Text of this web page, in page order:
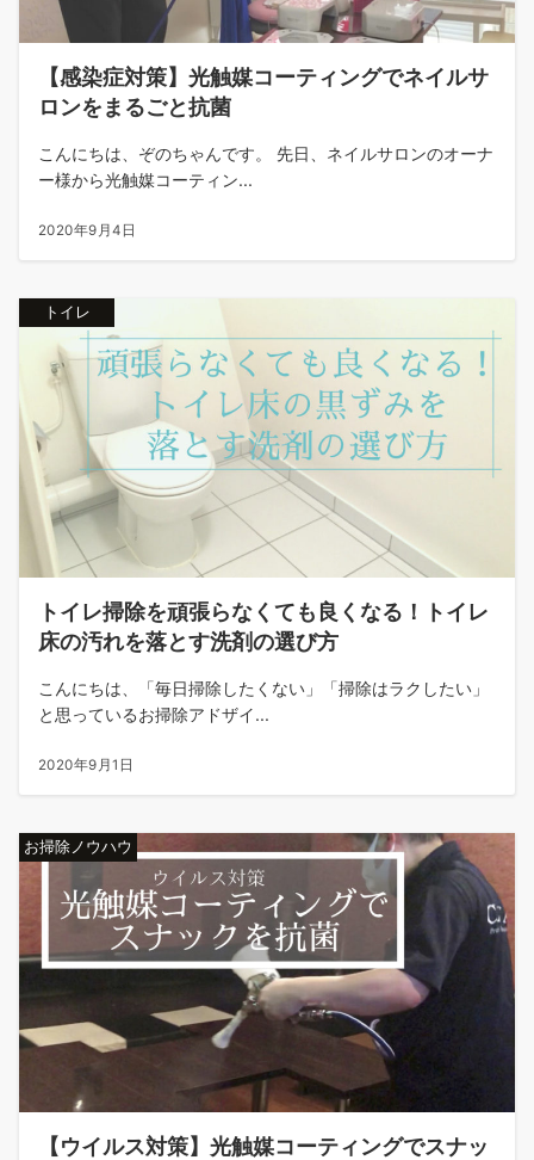
【感染症対策】光触媒コーティングでネイルサ
ロンをまるごと抗菌
こんにちは、ぞのちゃんです。 先日、ネイルサロンのオーナ
ー様から光触媒コーティン...
2020年9月4日
トイレ
トイレ掃除を頑張らなくても良くなる！トイレ
床の汚れを落とす洗剤の選び方
こんにちは、「毎日掃除したくない」「掃除はラクしたい」
と思っているお掃除アドザイ...
2020年9月1日
お掃除ノウハウ
【ウイルス対策】光触媒コーティングでスナッ